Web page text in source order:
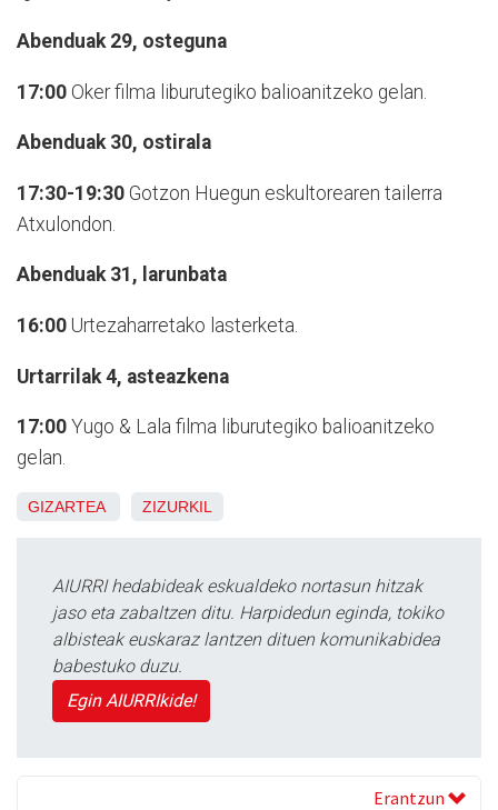
Abenduak 29, osteguna
17:00 Oker filma liburutegiko balioanitzeko gelan.
Abenduak 30, ostirala
17:30-19:30 Gotzon Huegun eskultorearen tailerra
Atxulondon.
Abenduak 31, larunbata
16:00 Urtezaharretako lasterketa.
Urtarrilak 4, asteazkena
17:00 Yugo & Lala filma liburutegiko balioanitzeko
gelan.
GIZARTEA ZIZURKIL
AIURRI hedabideak eskualdeko nortasun hitzak
jaso eta zabaltzen ditu. Harpidedun eginda, tokiko
albisteak euskaraz lantzen dituen komunikabidea
babestuko duzu.
Egin AIURRIkide!
Erantzun